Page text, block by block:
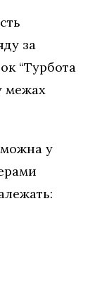
за
“Турбота
межах
можна у